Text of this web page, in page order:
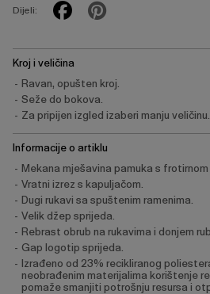
Dijeli:
Kroj i veličina
Ravan, opušten kroj.
Seže do bokova.
Za pripijen izgled izaberi manju veličinu.
Informacije o artiklu
Mekana mješavina pamuka s frotirnom
Vratni izrez s kapuljačom.
Dugi rukavi sa spuštenim ramenima.
Velik džep sprijeda.
Rebrast obrub na rukavima i donjem
Gap logotip sprijeda.
Izrađeno od 23% recikliranog
neobrađenim materijalima korištenje
pomaže smanjiti potrošnju resursa i